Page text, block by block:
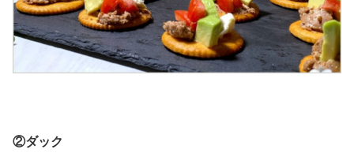
②ダック